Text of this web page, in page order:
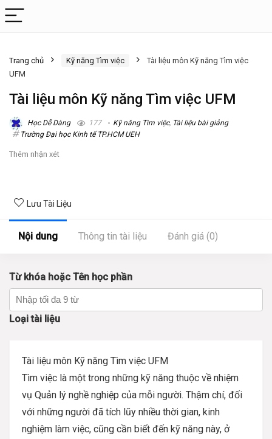
Trang chủ Kỹ năng Tìm việc
Tài liệu môn Kỹ năng Tìm việc
UFM
Tài liệu môn Kỹ năng Tìm việc UFM
Học Dễ Dàng 177 Kỹ năng Tìm việc, Tài liệu bài giảng
Trường Đại học Kinh tế TP.HCM UEH
Thêm nhận xét
Lưu Tài Liệu
Nội dung Thông tin tài liệu Đánh giá (0)
Từ khóa hoặc Tên học phần
Loại tài liệu
Tài liệu môn Kỹ năng Tìm việc UFM
Tìm việc là một trong những kỹ năng thuộc về nhiệm
vụ Quản lý nghề nghiệp của mỗi người. Thậm chí, đối
với những người đã tích lũy nhiều thời gian, kinh
nghiệm làm việc, cũng cần biết đến kỹ năng này, ở